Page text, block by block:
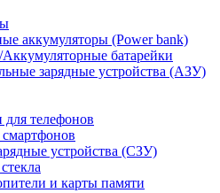
аккумуляторы (Power bank)
Аккумуляторные батарейки
зарядные устройства (АЗУ)
для телефонов
устройства (СЗУ)
и карты памяти